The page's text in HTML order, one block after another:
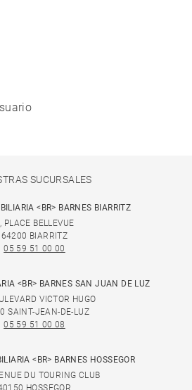
SUCURSALES
<BR> BARNES BIARRITZ
PLACE BELLEVUE
64200 BIARRITZ
05 59 51 00 00
<BR> BARNES SAN JUAN DE LUZ
VICTOR HUGO
SAINT-JEAN-DE-LUZ
05 59 51 00 08
<BR> BARNES HOSSEGOR
DU TOURING CLUB
HOSSEGOR